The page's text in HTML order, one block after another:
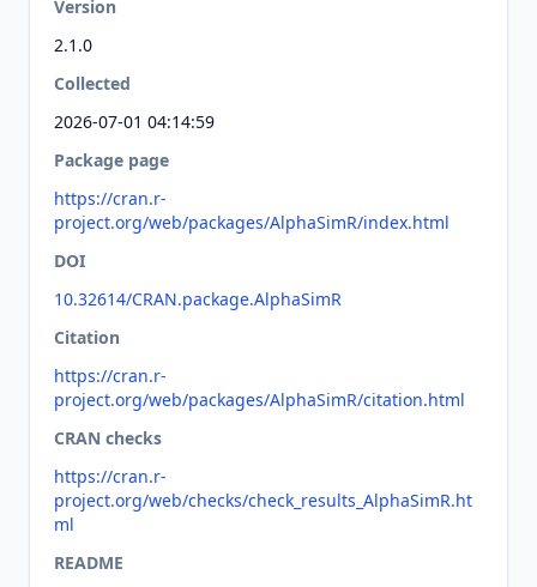
Version
2.1.0
Collected
2026-07-01 04:14:59
Package page
https://cran.r-
project.org/web/packages/AlphaSimR/index.html
DOI
10.32614/CRAN.package.AlphaSimR
Citation
https://cran.r-
project.org/web/packages/AlphaSimR/citation.html
CRAN checks
https://cran.r-
project.org/web/checks/check_results_AlphaSimR.ht
ml
README